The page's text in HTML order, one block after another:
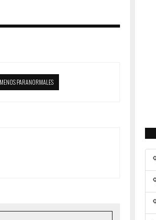
PARANORMALES